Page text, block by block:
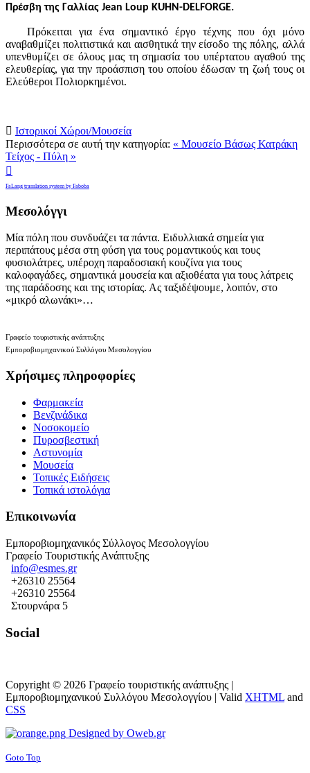
Πρέσβη της Γαλλίας Jean Loup KUHN-DELFORGE.
Πρόκειται για ένα σημαντικό έργο τέχνης που όχι μόνο
αναβαθμίζει πολιτιστικά και αισθητικά την είσοδο της πόλης, αλλά
υπενθυμίζει σε όλους μας τη σημασία του υπέρτατου αγαθού της
ελευθερίας,για την προάσπιση του οποίου έδωσαν τη ζωή τους οι
Ελεύθεροι Πολιορκημένοι.
 Ιστορικοί Χώροι/Μουσεία
Περισσότερα σε αυτή την κατηγορία: « Μουσείο Βάσως Κατράκη
Τείχος - Πύλη »

FaLang translation system by Faboba
Μεσολόγγι
Μία πόλη που συνδυάζει τα πάντα. Ειδυλλιακά σημεία για
περιπάτους μέσα στη φύση για τους ρομαντικούς και τους
φυσιολάτρες, υπέροχη παραδοσιακή κουζίνα για τους
καλοφαγάδες, σημαντικά μουσεία και αξιοθέατα για τους λάτρεις
της παράδοσης και της ιστορίας. Ας ταξιδέψουμε, λοιπόν, στο
«μικρό αλωνάκι»…
Γραφείο τουριστικής ανάπτυξης
Εμποροβιομηχανικού Συλλόγου Μεσολογγίου
Χρήσιμες πληροφορίες
Φαρμακεία
Βενζινάδικα
Νοσοκομείο
Πυροσβεστική
Αστυνομία
Μουσεία
Τοπικές Ειδήσεις
Τοπικά ιστολόγια
Επικοινωνία
Εμποροβιομηχανικός Σύλλογος Μεσολογγίου
Γραφείο Τουριστικής Ανάπτυξης
info@esmes.gr
+26310 25564
+26310 25564
Στουρνάρα 5
Social
Copyright © 2026 Γραφείο τουριστικής ανάπτυξης |
Εμπορoβιομηχανικού Συλλόγου Μεσολογγίου | Valid XHTML and
CSS
Designed by Oweb.gr
Goto Top